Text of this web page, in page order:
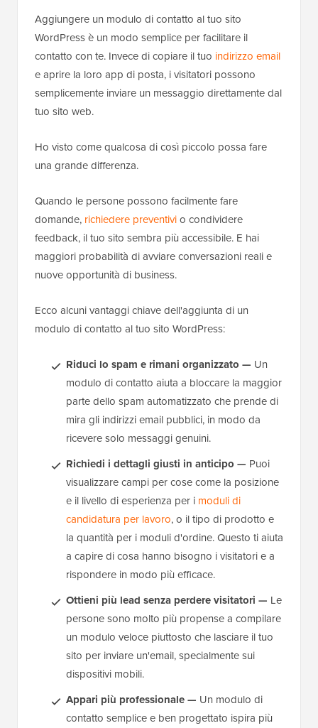
Aggiungere un modulo di contatto al tuo sito
WordPress è un modo semplice per facilitare il
contatto con te. Invece di copiare il tuo indirizzo email
e aprire la loro app di posta, i visitatori possono
semplicemente inviare un messaggio direttamente dal
tuo sito web.
Ho visto come qualcosa di così piccolo possa fare
una grande differenza.
Quando le persone possono facilmente fare
domande, richiedere preventivio condividere
feedback, il tuo sito sembra più accessibile. E hai
maggiori probabilità di avviare conversazioni reali e
nuove opportunità di business.
Ecco alcuni vantaggi chiave dell'aggiunta di un
modulo di contatto al tuo sito WordPress:
Riduci lo spam e rimani organizzato — Un
modulo di contatto aiuta a bloccare la maggior
parte dello spam automatizzato che prende di
mira gli indirizzi email pubblici, in modo da
ricevere solo messaggi genuini.
Richiedi i dettagli giusti in anticipo — Puoi
visualizzare campi per cose come la posizione
e il livello di esperienza per i moduli di
candidatura per lavoro, o il tipo di prodotto e
la quantità per i moduli d'ordine. Questo ti aiuta
a capire di cosa hanno bisogno i visitatori e a
rispondere in modo più efficace.
Ottieni più lead senza perdere visitatori — Le
persone sono molto più propense a compilare
un modulo veloce piuttosto che lasciare il tuo
sito per inviare un'email, specialmente sui
dispositivi mobili.
Appari più professionale — Un modulo di
contatto semplice e ben progettato ispira più